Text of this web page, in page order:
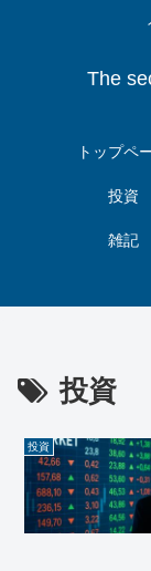
The
トップペ
投資
雑記
投資
投資